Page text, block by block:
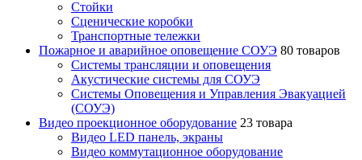
Стойки
Сценические коробки
Транспортные тележки
Пожарное и аварийное оповещение СОУЭ 80 товаров
Cистемы трансляции и оповещения
Акустические системы для СОУЭ
Системы Оповещения и Управления Эвакуацией
(СОУЭ)
Видео проекционное оборудование 23 товара
Видео LED панель, экраны
Видео коммутационное оборудование